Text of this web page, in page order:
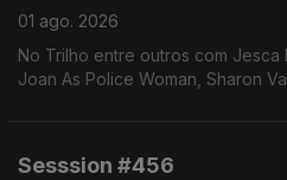
01 ago. 2026
No Trilho entre outros com Jesca
Joan As Police Woman, Sharon
Sesssion #456